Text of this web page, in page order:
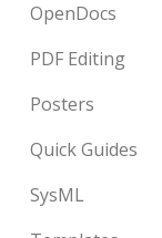
OpenDocs
PDF Editing
Posters
Quick Guides
SysML